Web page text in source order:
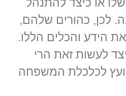
לכן, כהורים שלהם,
הידע והכלים הללו.
לעשות זאת הרי
לכלכלת המשפחה